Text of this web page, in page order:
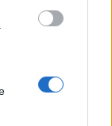
pas à
boxe issue
les